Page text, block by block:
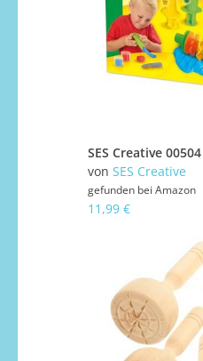
von SES Creative
gefunden bei Amazon
11,99 €